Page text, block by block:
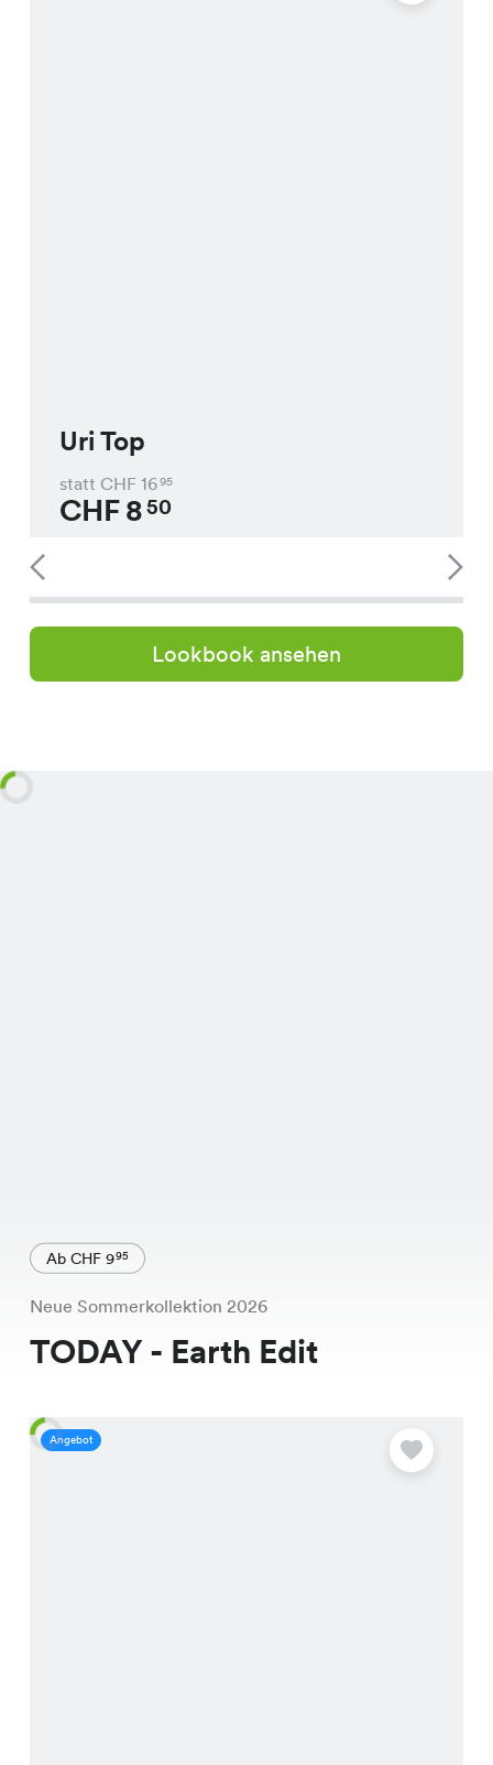
Uri Top
statt CHF 1695
CHF850
Lookbook ansehen
Ab CHF 995
Neue Sommerkollektion 2026
TODAY - Earth Edit
Angebot